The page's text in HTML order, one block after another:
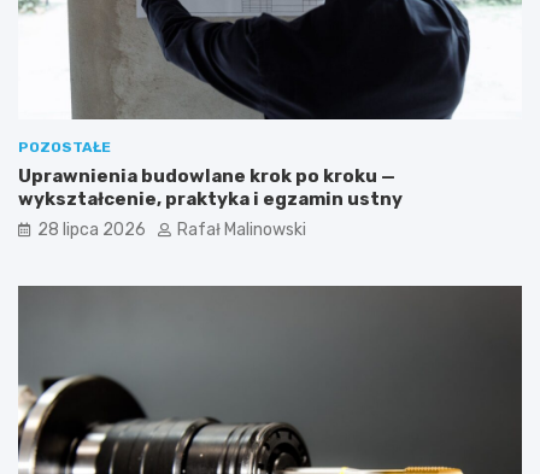
POZOSTAŁE
Uprawnienia budowlane krok po kroku —
wykształcenie, praktyka i egzamin ustny
28 lipca 2026 Rafał Malinowski